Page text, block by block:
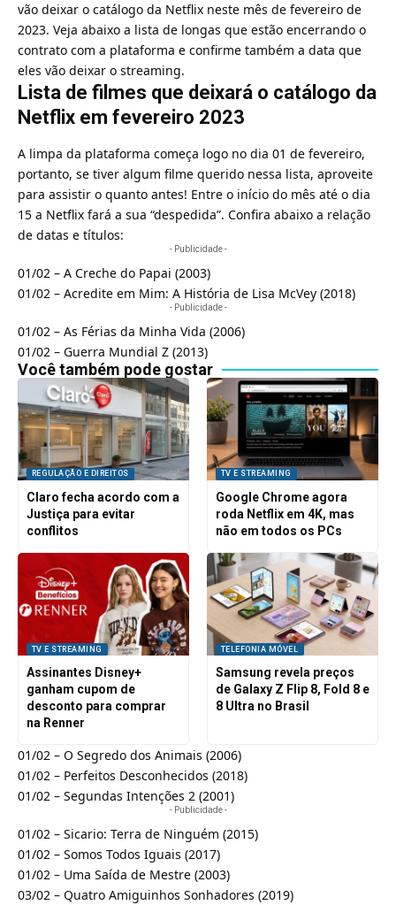
vão deixar o catálogo da Netflix neste mês de fevereiro de
2023. Veja abaixo a lista de longas que estão encerrando o
contrato com a plataforma e confirme também a data que
eles vão deixar o streaming.
Lista de filmes que deixará o catálogo da
Netflix em fevereiro 2023
A limpa da plataforma começa logo no dia 01 de fevereiro,
portanto, se tiver algum filme querido nessa lista, aproveite
para assistir o quanto antes! Entre o início do mês até o dia
15 a Netflix fará a sua “despedida”. Confira abaixo a relação
de datas e títulos:
- Publicidade -
01/02 – A Creche do Papai (2003)
01/02 – Acredite em Mim: A História de Lisa McVey (2018)
- Publicidade -
01/02 – As Férias da Minha Vida (2006)
01/02 – Guerra Mundial Z (2013)
Você também pode gostar
REGULAÇÃO E DIREITOS
Claro fecha acordo com a
Justiça para evitar
conflitos
TV E STREAMING
Google Chrome agora
roda Netflix em 4K, mas
não em todos os PCs
TV E STREAMING
Assinantes Disney+
ganham cupom de
desconto para comprar
na Renner
TELEFONIA MÓVEL
Samsung revela preços
de Galaxy Z Flip 8, Fold 8 e
8 Ultra no Brasil
01/02 – O Segredo dos Animais (2006)
01/02 – Perfeitos Desconhecidos (2018)
01/02 – Segundas Intenções 2 (2001)
- Publicidade -
01/02 – Sicario: Terra de Ninguém (2015)
01/02 – Somos Todos Iguais (2017)
01/02 – Uma Saída de Mestre (2003)
03/02 – Quatro Amiguinhos Sonhadores (2019)